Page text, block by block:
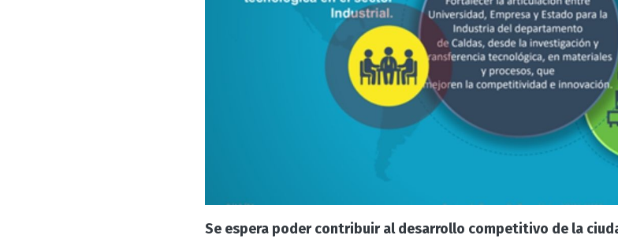
Se espera poder contribuir al desarrollo competitivo de la